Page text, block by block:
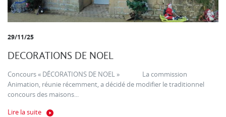
29/11/25
DECORATIONS DE NOEL
Concours « DÉCORATIONS DE NOEL » La commission
Animation, réunie récemment, a décidé de modifier le traditionnel
concours des maisons...
Lire la suite